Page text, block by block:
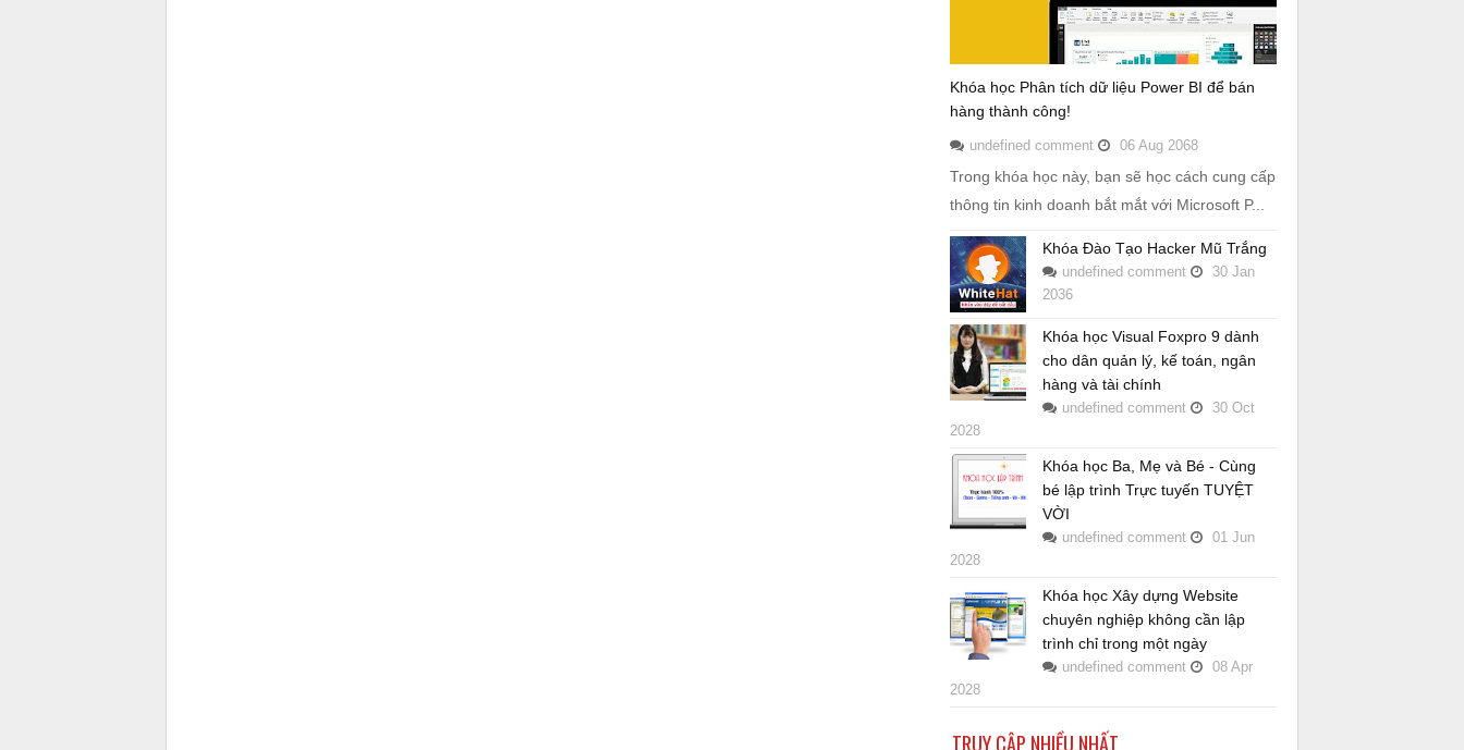
Khóa học Phân tích dữ liệu Power BI để bán
hàng thành công!
undefined comment 06 Aug 2068
Trong khóa học này, bạn sẽ học cách cung cấp
thông tin kinh doanh bắt mắt với Microsoft P...
Khóa Đào Tạo Hacker Mũ Trắng
undefined comment 30 Jan
2036
Khóa học Visual Foxpro 9 dành
cho dân quản lý, kế toán, ngân
hàng và tài chính
undefined comment 30 Oct
2028
Khóa học Ba, Mẹ và Bé - Cùng
bé lập trình Trực tuyến TUYỆT
VỜI
undefined comment 01 Jun
2028
Khóa học Xây dựng Website
chuyên nghiệp không cần lập
trình chỉ trong một ngày
undefined comment 08 Apr
2028
TRUY CẬP NHIỀU NHẤT